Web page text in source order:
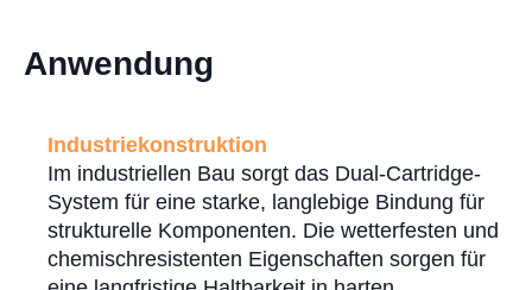
Anwendung
Industriekonstruktion
Im industriellen Bau sorgt das Dual-Cartridge-
System für eine starke, langlebige Bindung für
strukturelle Komponenten. Die wetterfesten und
chemischresistenten Eigenschaften sorgen für